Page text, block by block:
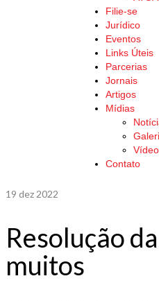
Filie-se
Jurídico
Eventos
Links Úteis
Parcerias
Jornais
Artigos
Mídias
Contato
19 dez 2022
Resolução
muitos